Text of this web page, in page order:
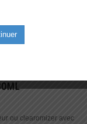
ou clearomizer avec